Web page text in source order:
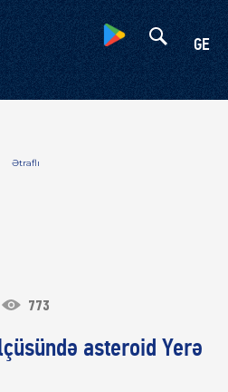
GE
Ətraflı
773
asteroid Yerə